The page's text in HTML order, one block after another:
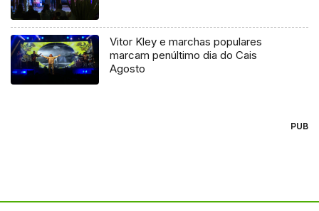
Vitor Kley e marchas populares
marcam penúltimo dia do Cais
Agosto
PUB